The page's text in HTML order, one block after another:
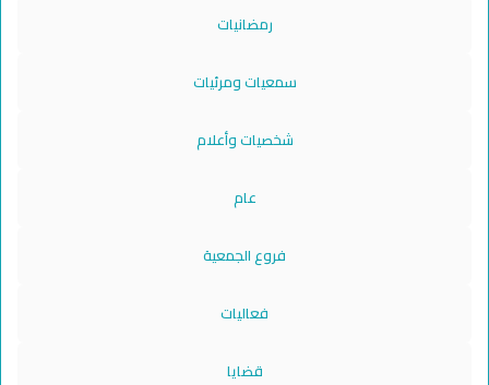
رمضانيات
سمعيات ومرئيات
شخصيات وأعلام
عام
فروع الجمعية
فعاليات
قضايا